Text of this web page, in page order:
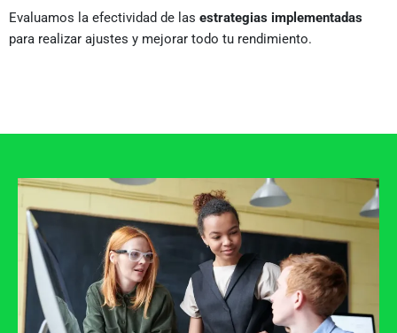
Evaluamos la efectividad de las estrategias implementadas
para realizar ajustes y mejorar todo tu rendimiento.